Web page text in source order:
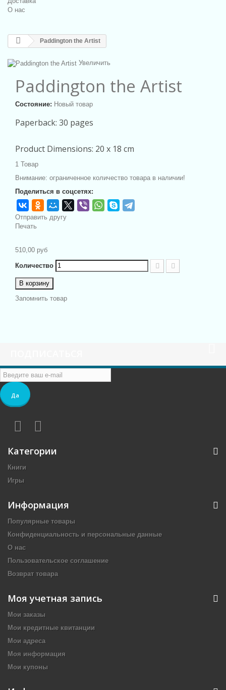
О нас
Paddington the Artist
Увеличить
Paddington the Artist
Состояние: Новый товар
Paperback: 30 pages
Product Dimensions: 20 x 18 cm
1 Товар
Внимание: ограниченное количество товара в наличии!
Поделиться в соцсетях:
Отправить другу
Печать
510,00 руб
Количество
В корзину
Запомнить товар
Да
Категории
Книги
Игры
Информация
Популярные товары
Конфиденциальность и персональные данные
О нас
Пользовательское соглашение
Возврат товара
Моя учетная запись
Мои заказы
Мои кредитные квитанции
Мои адреса
Моя информация
Мои купоны